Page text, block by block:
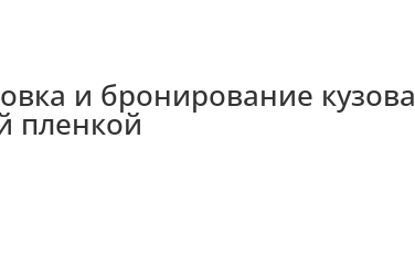
и бронирование кузова
пленкой